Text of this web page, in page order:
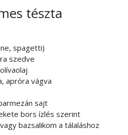
tészta
spagetti)
szedve
apróra vágva
sajt
bors ízlés szerint
bazsalikom a tálaláshoz